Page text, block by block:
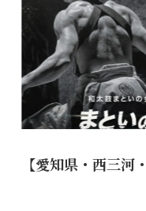
【愛知県・西三河